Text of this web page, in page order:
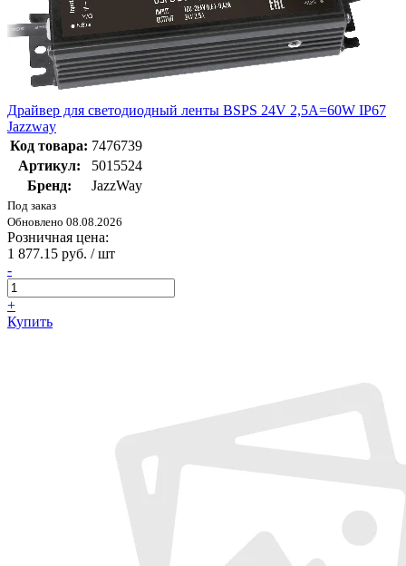
Драйвер для светодиодный ленты BSPS 24V 2,5A=60W IP67
Jazzway
Код товара: 7476739
Артикул:
5015524
Бренд:
JazzWay
Под заказ
Обновлено 08.08.2026
Розничная цена:
1 877.15 руб. / шт
-
+
Купить